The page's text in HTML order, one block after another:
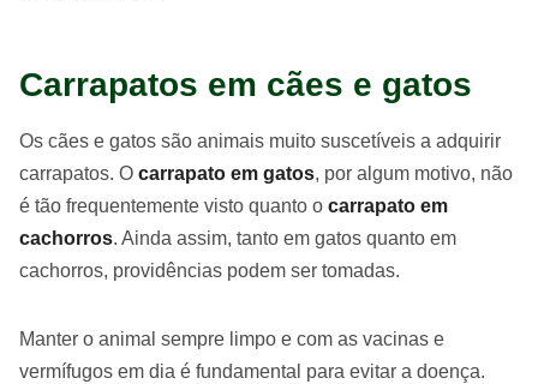
Carrapatos em cães e gatos
Os cães e gatos são animais muito suscetíveis a adquirir
carrapatos. O carrapato em gatos, por algum motivo, não
é tão frequentemente visto quanto o carrapato em
cachorros. Ainda assim, tanto em gatos quanto em
cachorros, providências podem ser tomadas.
Manter o animal sempre limpo e com as vacinas e
vermífugos em dia é fundamental para evitar a doença.